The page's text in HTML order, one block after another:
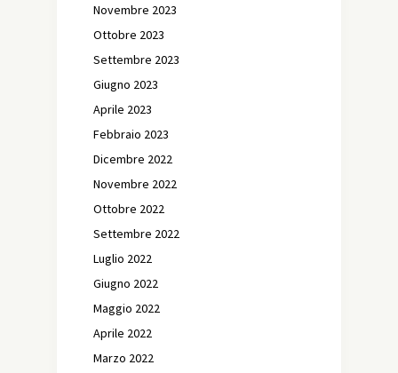
Novembre 2023
Ottobre 2023
Settembre 2023
Giugno 2023
Aprile 2023
Febbraio 2023
Dicembre 2022
Novembre 2022
Ottobre 2022
Settembre 2022
Luglio 2022
Giugno 2022
Maggio 2022
Aprile 2022
Marzo 2022